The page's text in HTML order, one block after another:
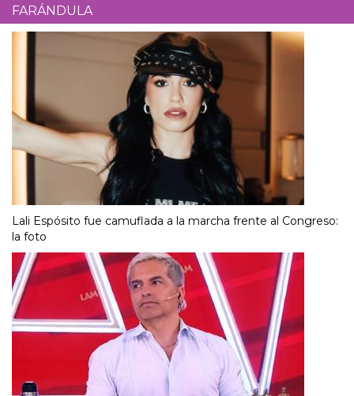
FARÁNDULA
Lali Espósito fue camuflada a la marcha frente al Congreso:
la foto